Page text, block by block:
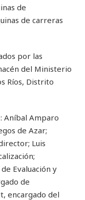
de
de carreras
por las
del Ministerio
Ríos, Distrito
Aníbal Amparo
de Azar;
Luis
Evaluación y
de
encargado del